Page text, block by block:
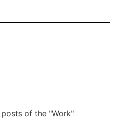
of the "Work"